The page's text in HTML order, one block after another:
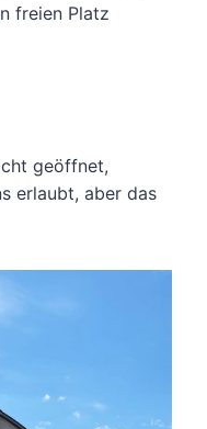
freien Platz
geöffnet,
erlaubt, aber das